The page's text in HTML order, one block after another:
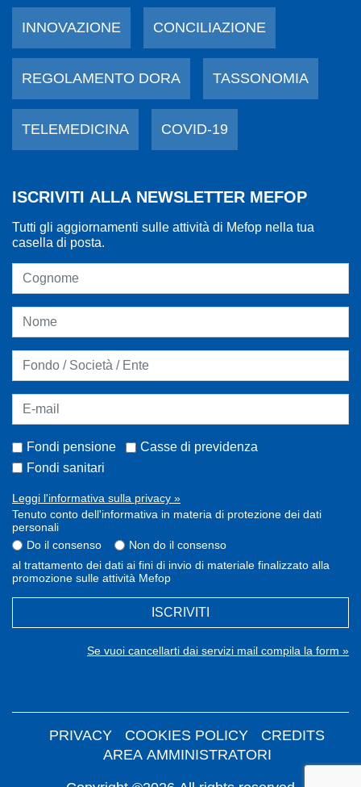
INNOVAZIONE CONCILIAZIONE
REGOLAMENTO DORA TASSONOMIA
TELEMEDICINA COVID-19
ISCRIVITI ALLA NEWSLETTER MEFOP
Tutti gli aggiornamenti sulle attività di Mefop nella tua
casella di posta.
Fondi pensione
Casse di previdenza
Fondi sanitari
Leggi l'informativa sulla privacy »
Tenuto conto dell'informativa in materia di protezione dei dati
personali
Do il consenso
Non do il consenso
al trattamento dei dati ai fini di invio di materiale finalizzato alla
promozione sulle attività Mefop
ISCRIVITI
Se vuoi cancellarti dai servizi mail compila la form »
PRIVACY COOKIES POLICY
CREDITS
AREA AMMINISTRATORI